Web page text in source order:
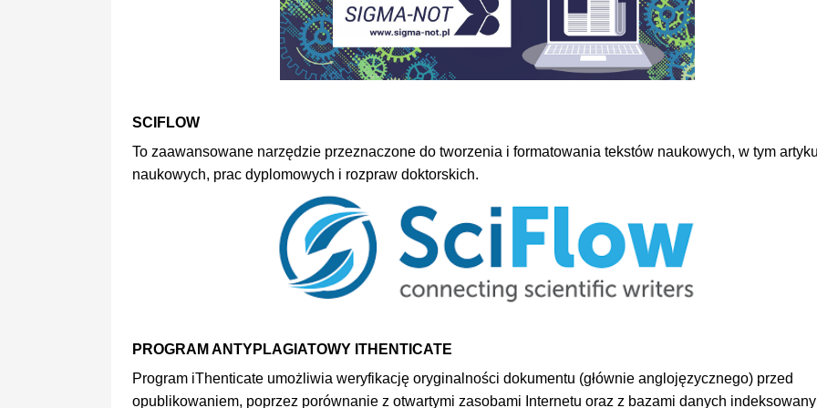
SCIFLOW
To zaawansowane narzędzie przeznaczone do tworzenia i formatowania tekstów naukowych, w tym
naukowych, prac dyplomowych i rozpraw doktorskich.
PROGRAM ANTYPLAGIATOWY ITHENTICATE
Program iThenticate umożliwia weryfikację oryginalności dokumentu (głównie anglojęzycznego) przed
opublikowaniem, poprzez porównanie z otwartymi zasobami Internetu oraz z bazami danych